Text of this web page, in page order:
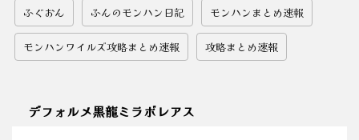
ふぐおん ふんのモンハン日記 モンハンまとめ速報
モンハンワイルズ攻略まとめ速報 攻略まとめ速報
デフォルメ黒龍ミラボレアス